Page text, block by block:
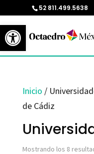
Abrir barra de
52 811.499.5638
Inicio /
de Cádiz
Mostrando los 8